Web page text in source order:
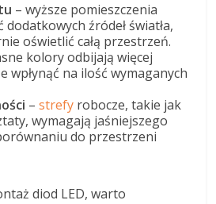
– wyższe pomieszczenia
dodatkowych źródeł światła,
oświetlić całą przestrzeń.
kolory odbijają więcej
wpłynąć na ilość wymaganych
–strefy robocze, takie jak
wymagają jaśniejszego
do przestrzeni
diod LED, warto